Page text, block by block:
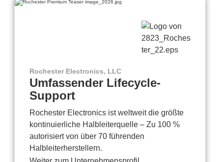
Rochester Electronics, LLC
Umfassender Lifecycle-
Support
Rochester Electronics ist weltweit die größte
kontinuierliche Halbleiterquelle – Zu 100 %
autorisiert von über 70 führenden
Halbleiterherstellern.